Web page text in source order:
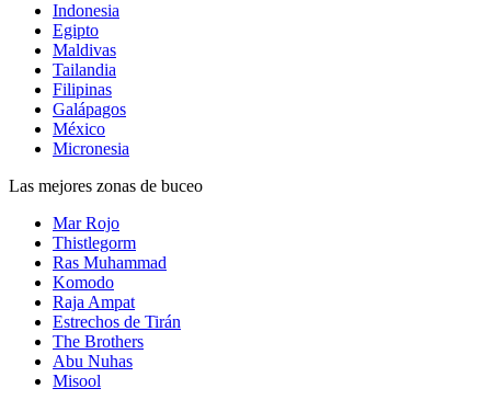
Indonesia
Egipto
Maldivas
Tailandia
Filipinas
Galápagos
México
Micronesia
Las mejores zonas de buceo
Mar Rojo
Thistlegorm
Ras Muhammad
Komodo
Raja Ampat
Estrechos de Tirán
The Brothers
Abu Nuhas
Misool